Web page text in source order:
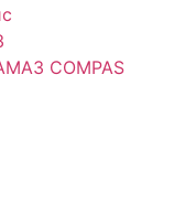
COMPAS